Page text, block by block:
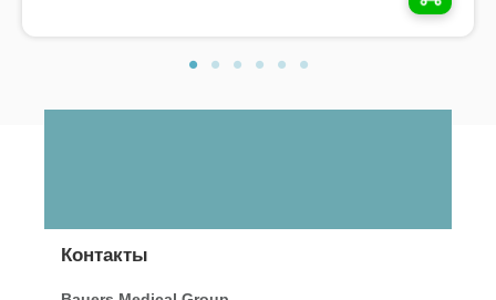
Контакты